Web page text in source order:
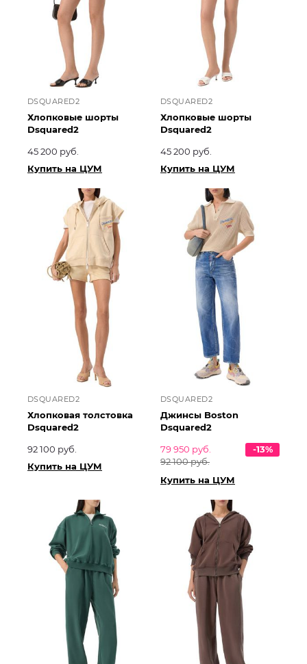
DSQUARED2
Хлопковые шорты
Dsquared2
45 200 руб.
Купить на ЦУМ
DSQUARED2
Хлопковые шорты
Dsquared2
45 200 руб.
Купить на ЦУМ
DSQUARED2
Хлопковая толстовка
Dsquared2
92 100 руб.
Купить на ЦУМ
DSQUARED2
Джинсы Boston
Dsquared2
79 950 руб.
92 100 руб.
-13%
Купить на ЦУМ